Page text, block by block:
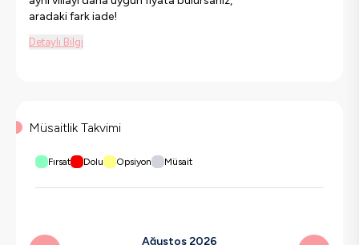
aradaki fark iade!
Detaylı Bilgi
Müsaitlik Takvimi
Fırsat Dolu Opsiyon Müsait
Ağustos 2026